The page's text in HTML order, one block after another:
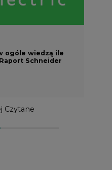
ogóle wiedzą ile
Schneider
Czytane